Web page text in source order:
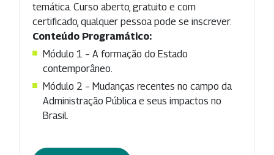
temática. Curso aberto, gratuito e com
certificado, qualquer pessoa pode se inscrever.
Conteúdo Programático:
Módulo 1 – A formação do Estado
contemporâneo.
Módulo 2 – Mudanças recentes no campo da
Administração Pública e seus impactos no
Brasil.